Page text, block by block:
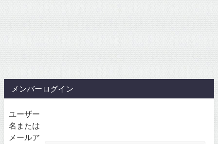
メンバーログイン
ユーザー
名または
メールア